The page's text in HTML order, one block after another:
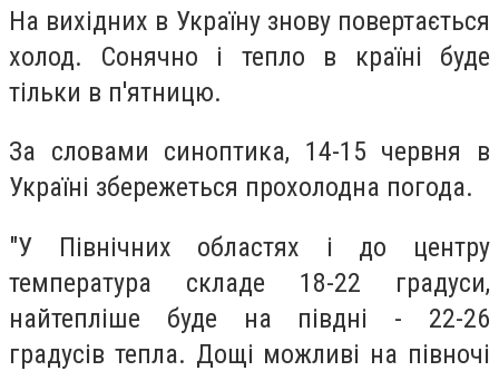
На вихідних в Україну знову повертається
холод. Сонячно і тепло в країні буде
тільки в п'ятницю.
За словами синоптика, 14-15 червня в
Україні збережеться прохолодна погода.
"У Північних областях і до центру
температура складе 18-22 градуси,
найтепліше буде на півдні - 22-26
градусів тепла. Дощі можливі на півночі